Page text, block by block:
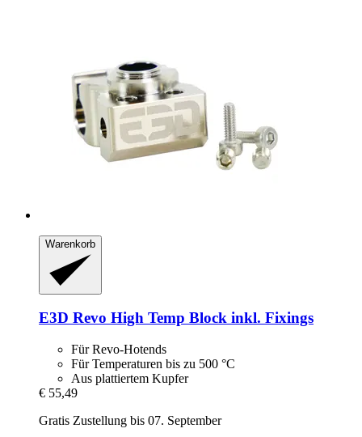
Warenkorb
E3D Revo High Temp Block inkl. Fixings
Für Revo-Hotends
Für Temperaturen bis zu 500 °C
Aus plattiertem Kupfer
€ 55,49
Gratis Zustellung bis 07. September